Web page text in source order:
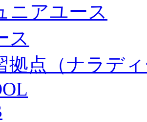
ニアユース
ス
拠点（ナラデ